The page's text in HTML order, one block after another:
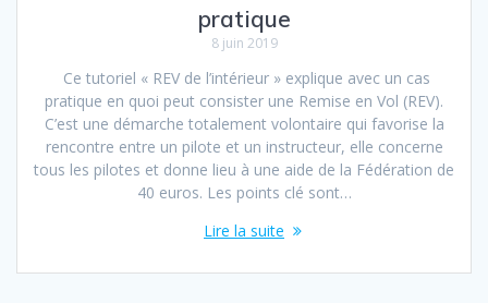
pratique
8 juin 2019
Ce tutoriel « REV de l’intérieur » explique avec un cas
pratique en quoi peut consister une Remise en Vol (REV).
C’est une démarche totalement volontaire qui favorise la
rencontre entre un pilote et un instructeur, elle concerne
tous les pilotes et donne lieu à une aide de la Fédération de
40 euros. Les points clé sont…
Lire la suite